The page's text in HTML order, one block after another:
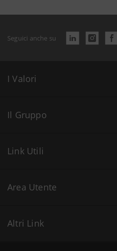
Seguici anche su
I Valori
Il Gruppo
Link Utili
Area Utente
Altri Link